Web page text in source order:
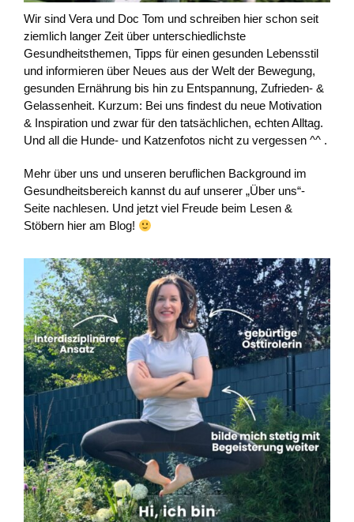
Wir sind Vera und Doc Tom und schreiben hier schon seit
ziemlich langer Zeit über unterschiedlichste
Gesundheitsthemen, Tipps für einen gesunden Lebensstil
und informieren über Neues aus der Welt der Bewegung,
gesunden Ernährung bis hin zu Entspannung, Zufrieden- &
Gelassenheit. Kurzum: Bei uns findest du neue Motivation
& Inspiration und zwar für den tatsächlichen, echten Alltag.
Und all die Hunde- und Katzenfotos nicht zu vergessen ^^ .
Mehr über uns und unseren beruflichen Background im
Gesundheitsbereich kannst du auf unserer „Über uns“-
Seite nachlesen. Und jetzt viel Freude beim Lesen &
Stöbern hier am Blog!